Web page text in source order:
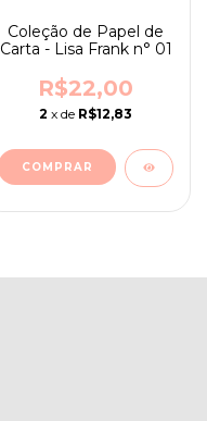
Coleção de Papel de
Carta - Lisa Frank n° 01
R$22,00
2 x de R$12,83